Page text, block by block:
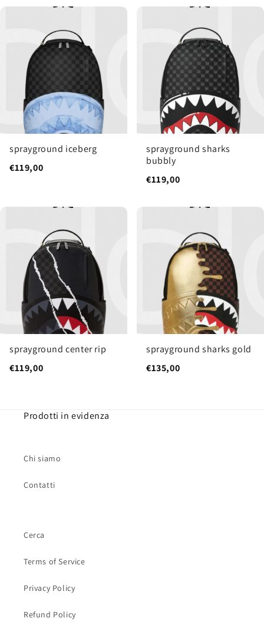
sprayground iceberg
€119,00
sprayground sharks
bubbly
€119,00
sprayground center rip
€119,00
sprayground sharks gold
€135,00
Prodotti in evidenza
Chi siamo
Contatti
Cerca
Terms of Service
Privacy Policy
Refund Policy